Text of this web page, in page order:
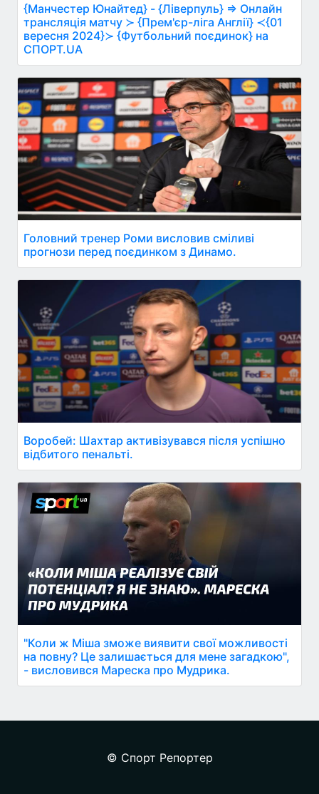
{Манчестер Юнайтед} - {Ліверпуль} ⇒ Онлайн
трансляція матчу ≻ {Прем'єр-ліга Англії} ≺{01
вересня 2024}≻ {Футбольний поєдинок} на
СПОРТ.UA
Головний тренер Роми висловив сміливі
прогнози перед поєдинком з Динамо.
Воробей: Шахтар активізувався після успішно
відбитого пенальті.
"Коли ж Міша зможе виявити свої можливості
на повну? Це залишається для мене загадкою",
- висловився Мареска про Мудрика.
© Спорт Репортер